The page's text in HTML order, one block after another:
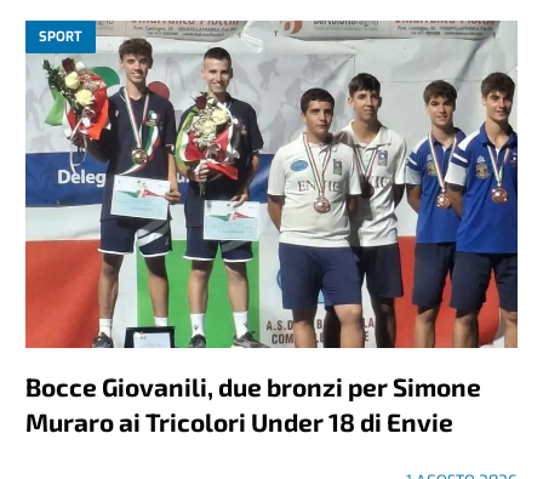
SPORT
Bocce Giovanili, due bronzi per Simone
Muraro ai Tricolori Under 18 di Envie